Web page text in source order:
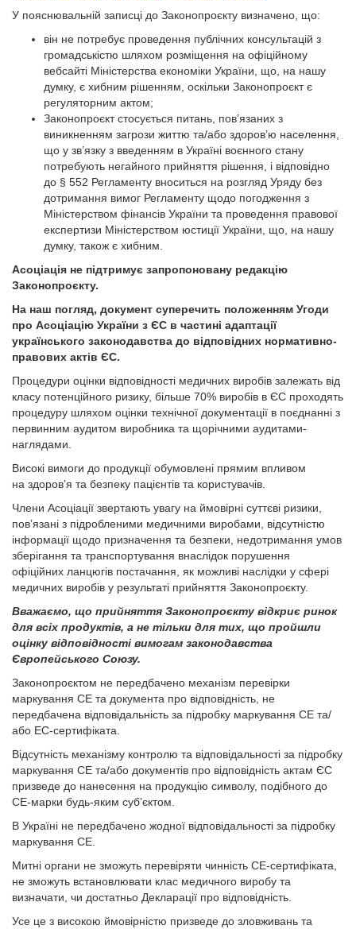
У пояснювальній записці до Законопроєкту визначено, що:
він не потребує проведення публічних консультацій з
громадськістю шляхом розміщення на офіційному
вебсайті Міністерства економіки України, що, на нашу
думку, є хибним рішенням, оскільки Законопроєкт є
регуляторним актом;
Законопроєкт стосується питань, пов’язаних з
виникненням загрози життю та/або здоров’ю населення,
що у зв’язку з введенням в Україні воєнного стану
потребують негайного прий­няття рішення, і відповідно
до § 552 Регламенту вноситься на розгляд Уряду без
дотримання вимог Регламенту щодо погодження з
Міністерством фінансів України та проведення правової
експертизи Міністерством юстиції України, що, на нашу
думку, також є хибним.
Асоціація не підтримує запропоновану редакцію
Законопроєкту.
На наш погляд, документ суперечить положенням Угоди
про Асоціацію України з ЄС в частині адаптації
українського законодавства до відповідних нормативно-
правових актів ЄС.
Процедури оцінки відповідності медичних виробів залежать від
класу потенційного ризику, більше 70% виробів в ЄС проходять
процедуру шляхом оцінки технічної документації в поєднанні з
первинним аудитом виробника та щорічними аудитами-
наглядами.
Високі вимоги до продукції обумовлені прямим впливом
на здоров’я та безпеку пацієнтів та користувачів.
Члени Асоціації звертають увагу на ймовірні суттєві ризики,
пов’язані з підробленими медичними виробами, відсутністю
інформації щодо призначення та безпеки, недотримання умов
зберігання та транспортування внаслідок порушення
офіційних ланцюгів постачання, як можливі наслідки у сфері
медичних виробів у результаті прийняття Законопроєкту.
Вважаємо, що прийняття Законопроєкту відкриє ринок
для всіх продуктів, а не тільки для тих, що пройшли
оцінку відповідності вимогам законодавства
Європейського Союзу.
Законопроєктом не передбачено механізм перевірки
маркування СЕ та документа про відповідність, не
передбачена відповідальність за підробку маркування СЕ та/
або ЕС-сертифіката.
Відсутність механізму контролю та відповідальності за підробку
маркування СЕ та/або документів про відповідність актам ЄС
призведе до нанесення на продукцію символу, подібного до
СЕ-марки будь-яким суб’єктом.
В Україні не передбачено жодної відповідальності за підробку
маркування СЕ.
Митні органи не зможуть перевіряти чинність СЕ-сертифіката,
не зможуть встановлювати клас медичного виробу та
визначати, чи достатньо Декларації про відповідність.
Усе це з високою ймовірністю призведе до зловживань та